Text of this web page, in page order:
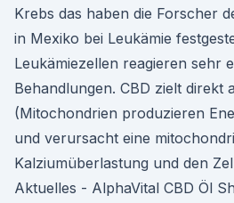
Krebs das haben die Forscher
in Mexiko bei Leukämie
Leukämiezellen reagieren sehr
Behandlungen. CBD zielt direkt
(Mitochondrien produzieren
und verursacht eine
Kalziumüberlastung und den
Aktuelles - AlphaVital CBD Öl